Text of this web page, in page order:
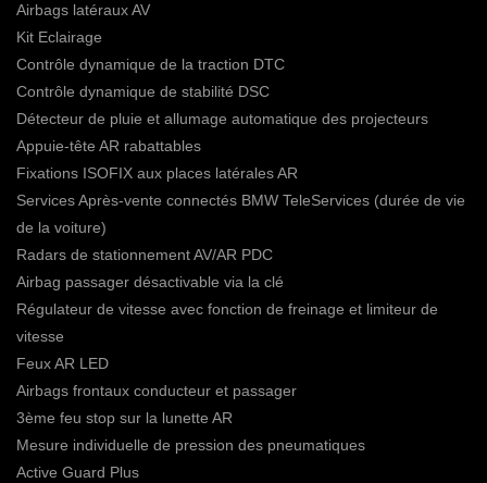
Airbags latéraux AV
Kit Eclairage
Contrôle dynamique de la traction DTC
Contrôle dynamique de stabilité DSC
Détecteur de pluie et allumage automatique des projecteurs
Appuie-tête AR rabattables
Fixations ISOFIX aux places latérales AR
Services Après-vente connectés BMW TeleServices (durée de vie
de la voiture)
Radars de stationnement AV/AR PDC
Airbag passager désactivable via la clé
Régulateur de vitesse avec fonction de freinage et limiteur de
vitesse
Feux AR LED
Airbags frontaux conducteur et passager
3ème feu stop sur la lunette AR
Mesure individuelle de pression des pneumatiques
Active Guard Plus